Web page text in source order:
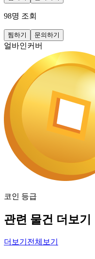
98명 조회
찜하기 문의하기
얼바인커버
코인 등급
관련 물건 더보기
더보기 전체보기